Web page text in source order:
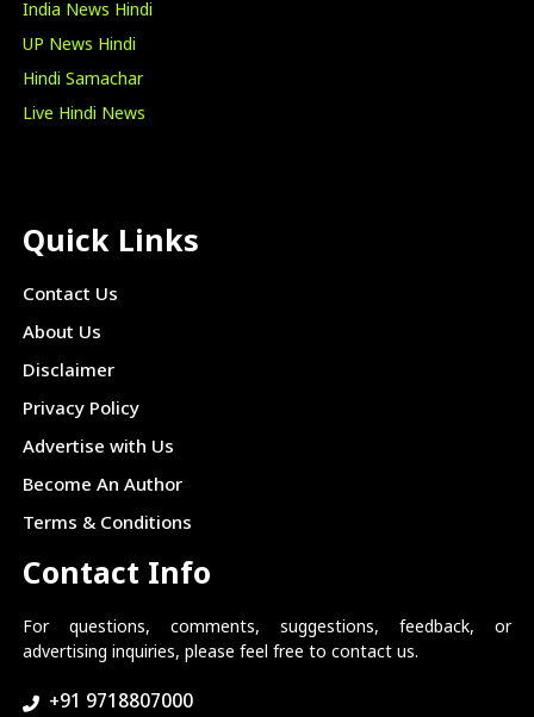
India News Hindi
UP News Hindi
Hindi Samachar
Live Hindi News
Quick Links
Contact Us
About Us
Disclaimer
Privacy Policy
Advertise with Us
Become An Author
Terms & Conditions
Contact Info
For questions, comments, suggestions, feedback, or
advertising inquiries, please feel free to contact us.
+91 9718807000